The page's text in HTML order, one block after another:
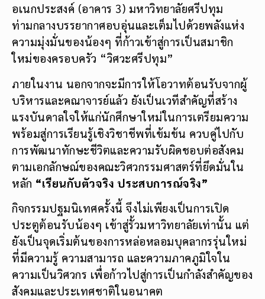
อเนกประสงค์ (อาคาร 3) มหาวิทยาลัยศรีปทุม
ท่ามกลางบรรยากาศอบอุ่นและเต็มไปด้วยพลังแห่ง
ความมุ่งมั่นของน้องๆ ที่ก้าวเข้าสู่การเป็นสมาชิก
ใหม่ของครอบครัว “วิศวะศรีปทุม”
ภายในงาน นอกจากจะมีการให้โอวาทต้อนรับจากผู้
บริหารและคณาจารย์แล้ว ยังเป็นเวทีสำคัญที่สร้าง
แรงบันดาลใจให้แก่นักศึกษาใหม่ในการเตรียมความ
พร้อมสู่การเรียนรู้เชิงวิชาชีพที่เข้มข้น ควบคู่ไปกับ
การพัฒนาทักษะชีวิตและความรับผิดชอบต่อสังคม
ตามเอกลักษณ์ของคณะวิศวกรรมศาสตร์ที่ยึดมั่นใน
หลัก “เรียนกับตัวจริง ประสบการณ์จริง”
กิจกรรมปฐมนิเทศครั้งนี้ จึงไม่เพียงเป็นการเปิด
ประตูต้อนรับน้องๆ เข้าสู่รั้วมหาวิทยาลัยเท่านั้น แต่
ยังเป็นจุดเริ่มต้นของการหล่อหลอมบุคลากรรุ่นใหม่
ที่มีความรู้ ความสามารถ และความภาคภูมิใจใน
ความเป็นวิศวกร เพื่อก้าวไปสู่การเป็นกำลังสำคัญของ
สังคมและประเทศชาติในอนาคต